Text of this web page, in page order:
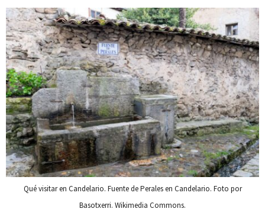
Qué visitar en Candelario. Fuente de Perales en Candelario. Foto por
Basotxerri. Wikimedia Commons.